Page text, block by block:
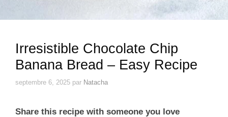
Irresistible Chocolate Chip
Banana Bread – Easy Recipe
septembre 6, 2025 par Natacha
Share this recipe with someone you love